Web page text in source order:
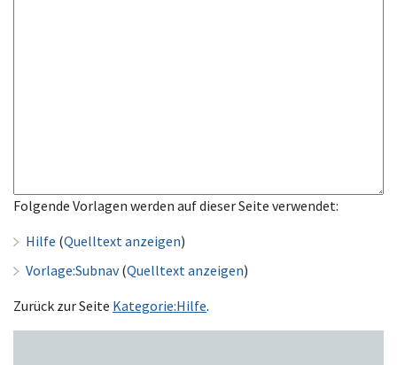
Folgende Vorlagen werden auf dieser Seite verwendet:
Hilfe (Quelltext anzeigen)
Vorlage:Subnav(Quelltext anzeigen)
Zurück zur Seite Kategorie:Hilfe.